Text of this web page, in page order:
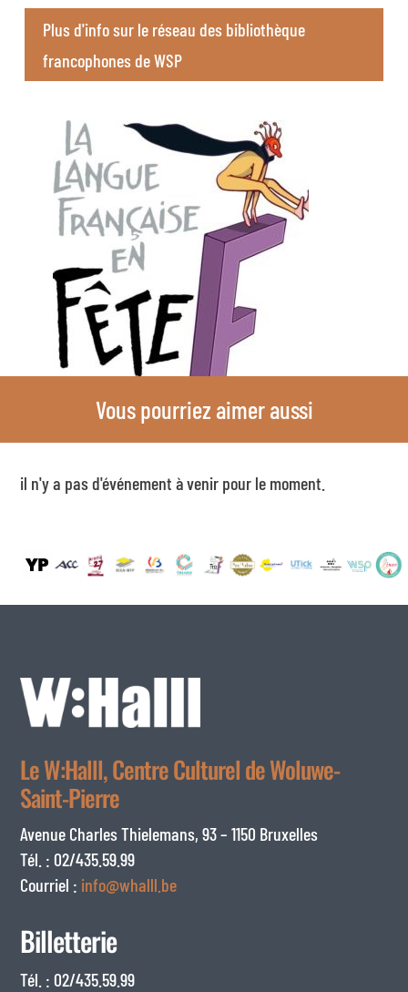
Plus d'info sur le réseau des bibliothèque
francophones de WSP
Vous pourriez aimer aussi
il n'y a pas d'événement à venir pour le moment.
Le W:Halll, Centre Culturel de Woluwe-
Saint-Pierre
Avenue Charles Thielemans, 93 – 1150 Bruxelles
Tél. : 02/435.59.99
Courriel : info@whalll.be
Billetterie
Tél. : 02/435.59.99